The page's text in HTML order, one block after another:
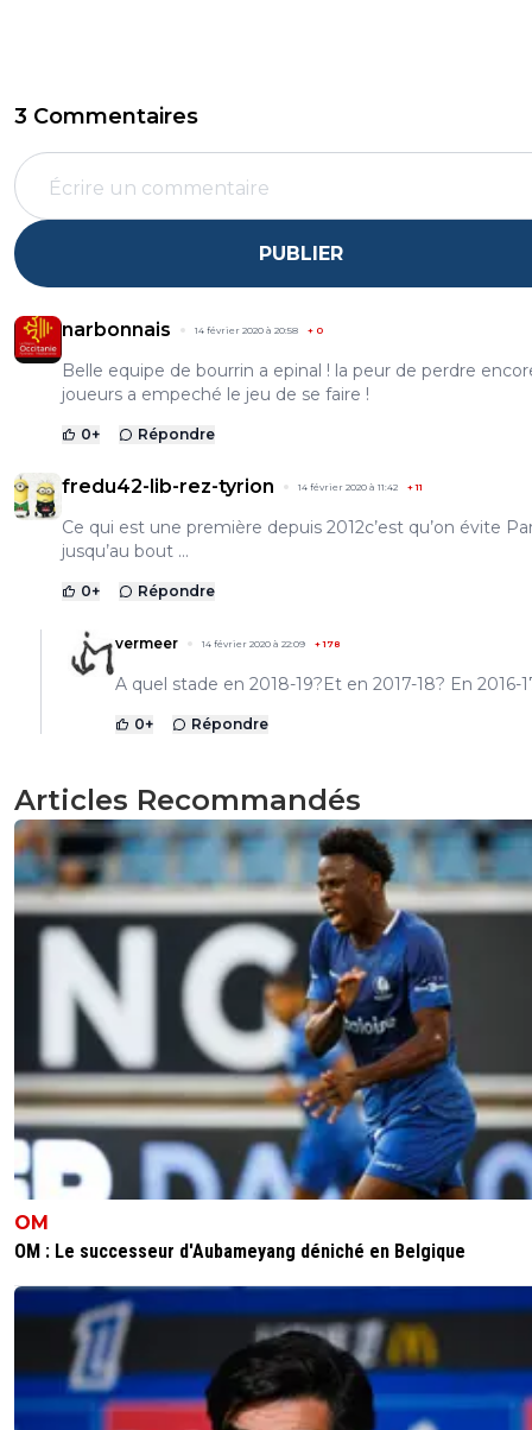
3 Commentaires
PUBLIER
narbonnais 14 février 2020 à 20:58 + 0
Belle equipe de bourrin a epinal ! la peur de perdre
joueurs a empeché le jeu de se faire !
0+ Répondre
fredu42-lib-rez-tyrion 14 février 2020 à 11:42 +11
Ce qui est une première depuis 2012c’est qu’on évite
jusqu’au bout ...
0+ Répondre
vermeer 14 février 2020 à 22:09 +178
A quel stade en 2018-19?Et en 2017-18? En 2016-
0+ Répondre
Articles Recommandés
OM
OM : Le successeur d'Aubameyang déniché en Belgique